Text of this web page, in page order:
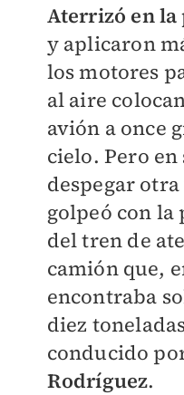
Aterrizó en la
y aplicaron
los motores
al aire
avión a once
cielo. Pero
despegar otra
golpeó con la
del tren de
camión que,
encontraba
diez
conducido
Rodríguez.